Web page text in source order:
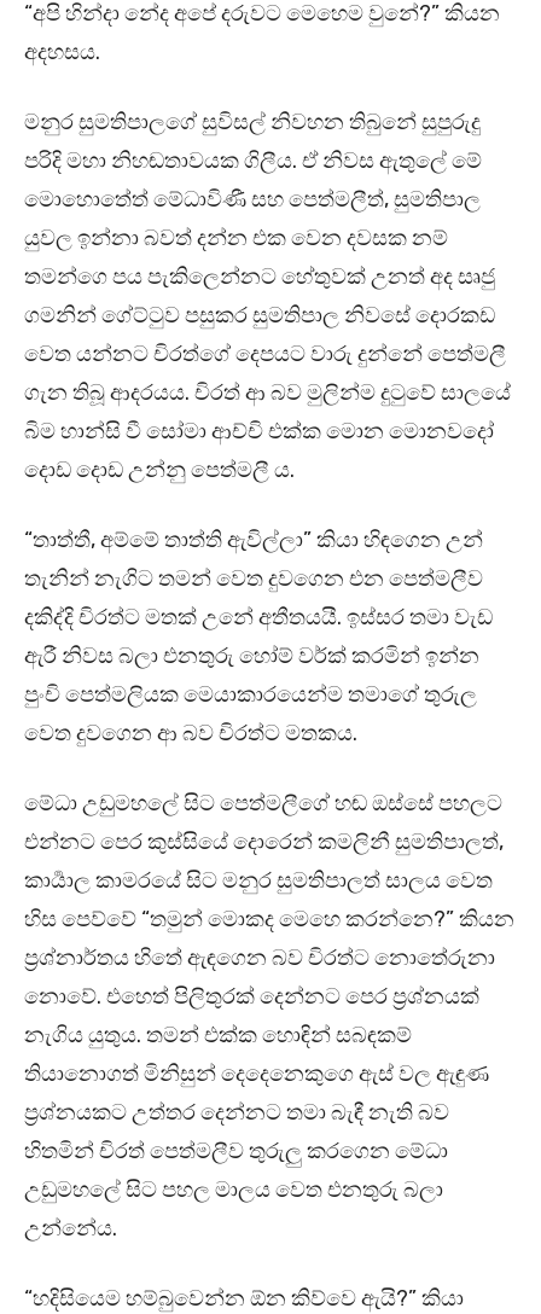
“අපි හින්දා නේද අපේ දරුවට මෙහෙම වුනේ?” කියන
අදහසය.
මනුර සුමතිපාලගේ සුවිසල් නිවහන තිබුනේ සුපුරුදු
පරිදි මහා නිහඬතාවයක ගිලීය. ඒ නිවස ඇතුලේ මේ
මොහොතේත් මේධාවිණී සහ පෙත්මලීත්, සුමතිපාල
යුවල ඉන්නා බවත් දන්න එක වෙන දවසක නම්
තමන්ගෙ පය පැකිලෙන්නට හේතුවක් උනත් අද සෘජු
ගමනින් ගේට්ටුව පසුකර සුමතිපාල නිවසේ දොරකඩ
වෙත යන්නට චිරත්ගේ දෙපයට වාරු දුන්නේ පෙත්මලී
ගැන තිබූ ආදරයය. චිරත් ආ බව මුලින්ම දුටුවේ සාලයේ
බිම හාන්සි වී සෝමා ආච්චි එක්ක මොන මොනවදෝ
දොඩ දොඩ උන්නු පෙත්මලී ය.
“තාත්තී, අම්මේ තාත්ති ඇවිල්ලා” කියා හිඳගෙන උන්
තැනින් නැගිට තමන් වෙත දුවගෙන එන පෙත්මලීව
දකිද්දි චිරත්ට මතක් උනේ අතීතයයී. ඉස්සර තමා වැඩ
ඇරී නිවස බලා එනතුරු හෝම් වර්ක් කරමින් ඉන්න
පුංචි පෙත්මලියක මෙයාකාරයෙන්ම තමාගේ තුරුල
වෙත දුවගෙන ආ බව චිරත්ට මතකය.
මේධා උඩුමහලේ සිට පෙත්මලීගේ හඬ ඔස්සේ පහලට
එන්නට පෙර කුස්සියේ දොරෙන් කමලිනී සුමතිපාලත්,
කාර්‍යාල කාමරයේ සිට මනුර සුමතිපාලත් සාලය වෙත
හිස පෙව්වේ “තමුන් මොකද මෙහෙ කරන්නෙ?” කියන
ප්‍රශ්නාර්තය හිතේ ඇඳගෙන බව චිරත්ට නොතේරුනා
නොවේ. එහෙත් පිලිතුරක් දෙන්නට පෙර ප්‍රශ්නයක්
නැගිය යුතුය. තමන් එක්ක හොඳින් සබඳකම්
තියානොගත් මිනිසුන් දෙදෙනෙකුගෙ ඇස් වල ඇඳුණ
ප්‍රශ්නයකට උත්තර දෙන්නට තමා බැඳී නැති බව
හිතමින් චිරත් පෙත්මලීව තුරුලු කරගෙන මේධා
උඩුමහලේ සිට පහල මාලය වෙත එනතුරු බලා
උන්නේය.
“හදිසියෙම හම්බුවෙන්න ඕන කිව්වෙ ඇයි?” කියා